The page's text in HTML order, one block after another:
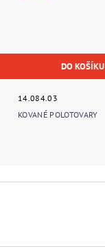
14.084.03
KOVANÉ POLOTOVARY